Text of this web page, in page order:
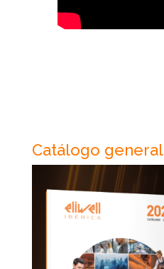
Catálogo general